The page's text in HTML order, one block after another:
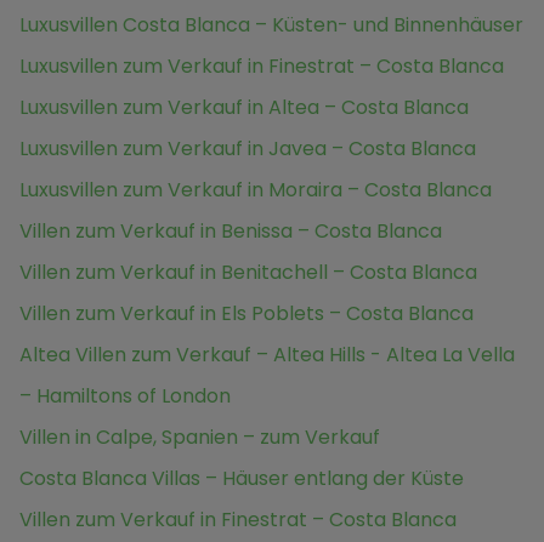
Luxusvillen Costa Blanca – Küsten- und Binnenhäuser
Luxusvillen zum Verkauf in Finestrat – Costa Blanca
Luxusvillen zum Verkauf in Altea – Costa Blanca
Luxusvillen zum Verkauf in Javea – Costa Blanca
Luxusvillen zum Verkauf in Moraira – Costa Blanca
Villen zum Verkauf in Benissa – Costa Blanca
Villen zum Verkauf in Benitachell – Costa Blanca
Villen zum Verkauf in Els Poblets – Costa Blanca
Altea Villen zum Verkauf – Altea Hills - Altea La Vella
– Hamiltons of London
Villen in Calpe, Spanien – zum Verkauf
Costa Blanca Villas – Häuser entlang der Küste
Villen zum Verkauf in Finestrat – Costa Blanca